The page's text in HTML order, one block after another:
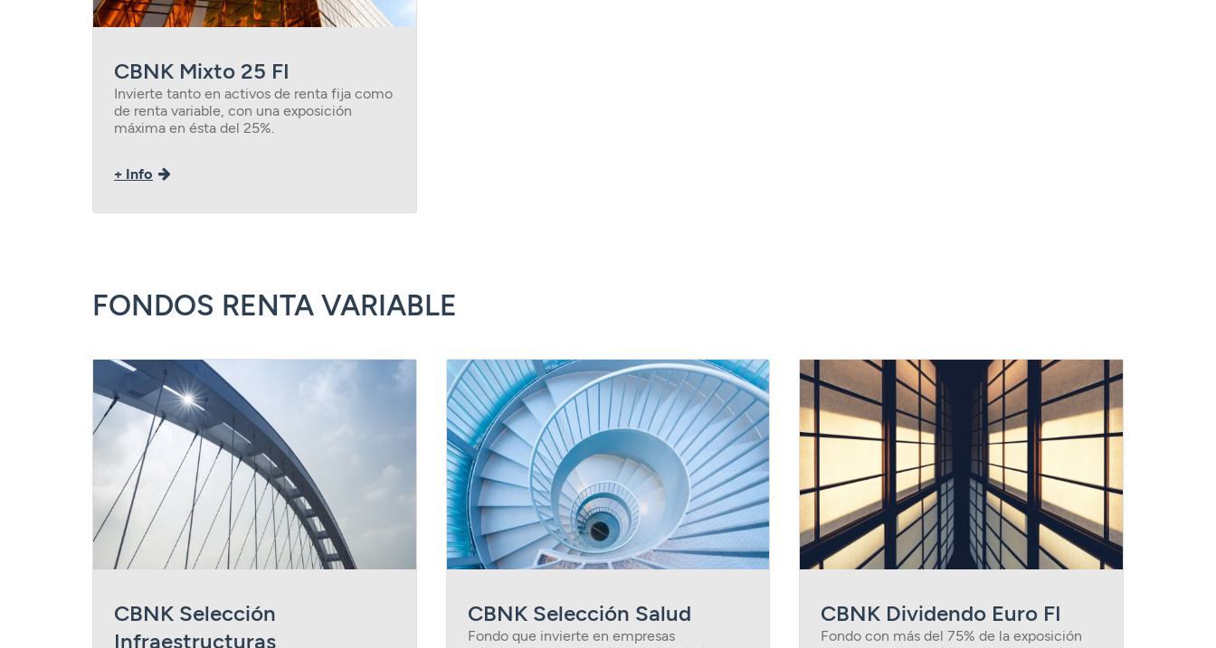
CBNK Mixto 25 FI
Invierte tanto en activos de renta fija como
de renta variable, con una exposición
máxima en ésta del 25%.
+ Info
FONDOS RENTA VARIABLE
CBNK Selección
Infraestructuras
CBNK Selección Salud
Fondo que invierte en empresas
CBNK Dividendo Euro FI
Fondo con más del 75% de la exposición